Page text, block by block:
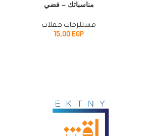
مناسباتك – فضي
مستلزمات حفلات
15,00EGP